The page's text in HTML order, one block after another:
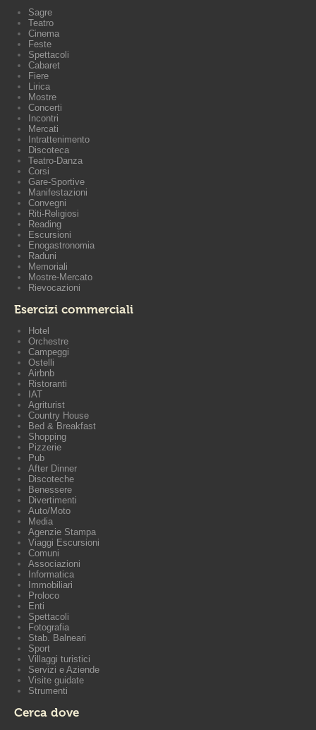
Sagre
Teatro
Cinema
Feste
Spettacoli
Cabaret
Fiere
Lirica
Mostre
Concerti
Incontri
Mercati
Intrattenimento
Discoteca
Teatro-Danza
Corsi
Gare-Sportive
Manifestazioni
Convegni
Riti-Religiosi
Reading
Escursioni
Enogastronomia
Raduni
Memoriali
Mostre-Mercato
Rievocazioni
Esercizi commerciali
Hotel
Orchestre
Campeggi
Ostelli
Airbnb
Ristoranti
IAT
Agriturist
Country House
Bed & Breakfast
Shopping
Pizzerie
Pub
After Dinner
Discoteche
Benessere
Divertimenti
Auto/Moto
Media
Agenzie Stampa
Viaggi Escursioni
Comuni
Associazioni
Informatica
Immobiliari
Proloco
Enti
Spettacoli
Fotografia
Stab. Balneari
Sport
Villaggi turistici
Servizi e Aziende
Visite guidate
Strumenti
Cerca dove